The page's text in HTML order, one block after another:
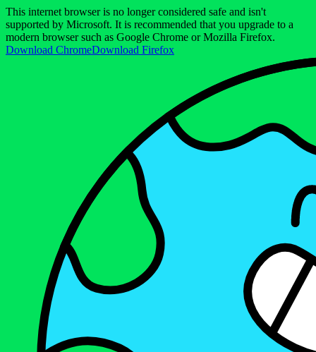
This internet browser is no longer considered safe and isn't
supported by Microsoft. It is recommended that you upgrade to a
modern browser such as Google Chrome or Mozilla Firefox.
Download ChromeDownload Firefox